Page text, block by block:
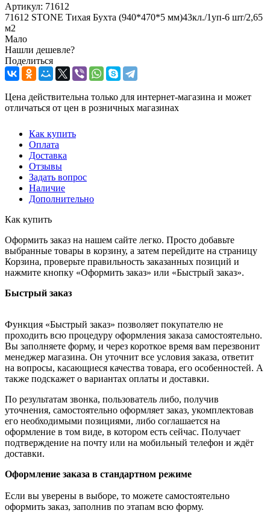
Артикул: 71612
71612 STONE Тихая Бухта (940*470*5 мм)43кл./1уп-6 шт/2,65
м2
Мало
Нашли дешевле?
Поделиться
Цена действительна только для интернет-магазина и может
отличаться от цен в розничных магазинах
Как купить
Оплата
Доставка
Отзывы
Задать вопрос
Наличие
Дополнительно
Как купить
Оформить заказ на нашем сайте легко. Просто добавьте
выбранные товары в корзину, а затем перейдите на страницу
Корзина, проверьте правильность заказанных позиций и
нажмите кнопку «Оформить заказ» или «Быстрый заказ».
Быстрый заказ
Функция «Быстрый заказ» позволяет покупателю не
проходить всю процедуру оформления заказа самостоятельно.
Вы заполняете форму, и через короткое время вам перезвонит
менеджер магазина. Он уточнит все условия заказа, ответит
на вопросы, касающиеся качества товара, его особенностей. А
также подскажет о вариантах оплаты и доставки.
По результатам звонка, пользователь либо, получив
уточнения, самостоятельно оформляет заказ, укомплектовав
его необходимыми позициями, либо соглашается на
оформление в том виде, в котором есть сейчас. Получает
подтверждение на почту или на мобильный телефон и ждёт
доставки.
Оформление заказа в стандартном режиме
Если вы уверены в выборе, то можете самостоятельно
оформить заказ, заполнив по этапам всю форму.